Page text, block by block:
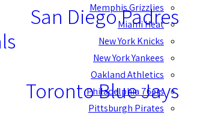
San Diego Padres
Toronto Blue Jays
Memphis Grizzlies
Miami Heat
New York Knicks
New York Yankees
Oakland Athletics
Philadelphia 76ers
Pittsburgh Pirates